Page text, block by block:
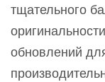
тщательного
обновлений